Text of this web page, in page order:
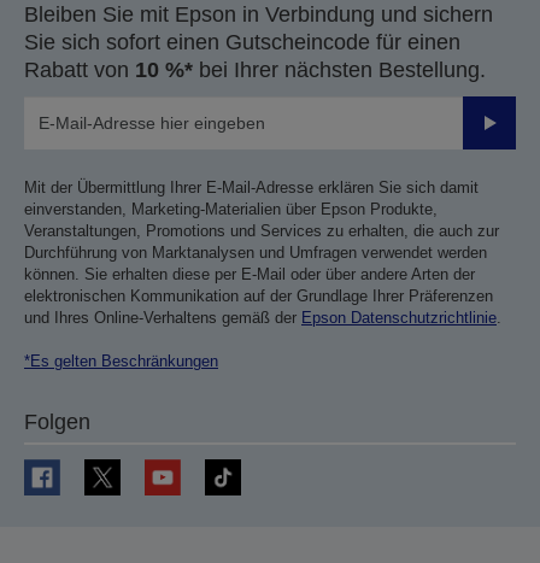
Bleiben Sie mit Epson in Verbindung und sichern
Sie sich sofort einen Gutscheincode für einen
Rabatt von 10 %* bei Ihrer nächsten Bestellung.
Mit der Übermittlung Ihrer E-Mail-Adresse erklären Sie sich damit
einverstanden, Marketing-Materialien über Epson Produkte,
Veranstaltungen, Promotions und Services zu erhalten, die auch zur
Durchführung von Marktanalysen und Umfragen verwendet werden
können. Sie erhalten diese per E-Mail oder über andere Arten der
elektronischen Kommunikation auf der Grundlage Ihrer Präferenzen
und Ihres Online-Verhaltens gemäß der Epson Datenschutzrichtlinie
*Es gelten Beschränkungen
Folgen